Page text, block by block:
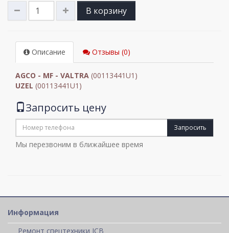
В корзину
Описание Отзывы (0)
AGCO - MF - VALTRA (00113441U1)
UZEL (00113441U1)
Запросить цену
Запросить
Мы перезвоним в ближайшее время
Информация
Ремонт спецтехники JCB